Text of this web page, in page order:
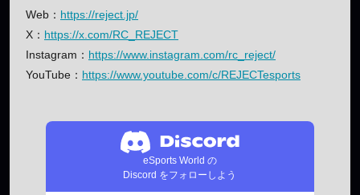
Web： https://reject.jp/
X： https://x.com/RC_REJECT
Instagram： https://www.instagram.com/rc_reject/
YouTube： https://www.youtube.com/c/REJECTesports
eSports World の
Discord をフォローしよう